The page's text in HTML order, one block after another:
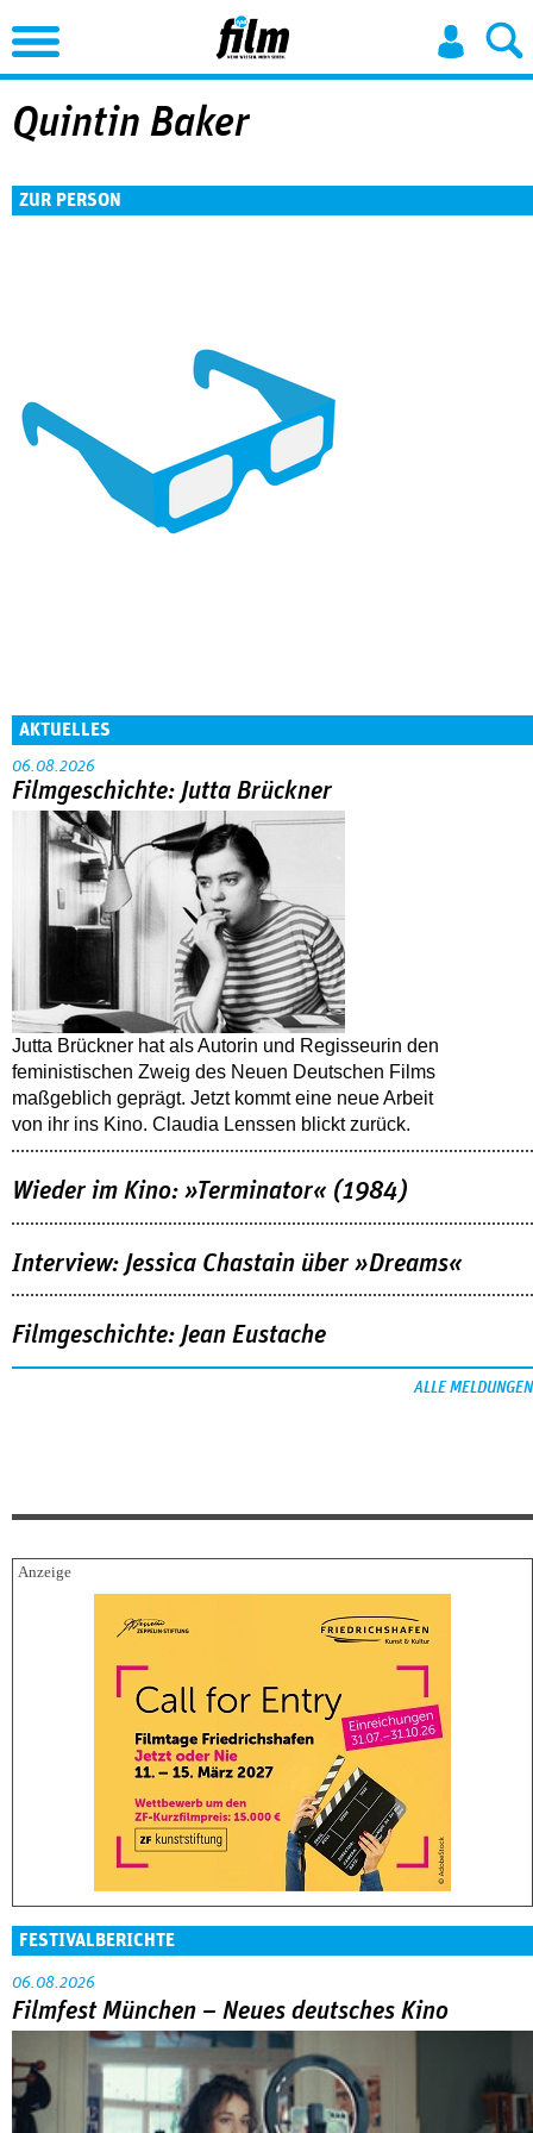
Jump to Navigation
Quintin Baker
ZUR PERSON
AKTUELLES
06.08.2026
Filmgeschichte: Jutta Brückner
Jutta Brückner hat als Autorin und Regisseurin den
feministischen Zweig des Neuen Deutschen Films
maßgeblich geprägt. Jetzt kommt eine neue Arbeit
von ihr ins Kino. Claudia Lenssen blickt zurück.
Wieder im Kino: »Terminator« (1984)
Interview: Jessica Chastain über »Dreams«
Filmgeschichte: Jean Eustache
ALLE MELDUNGEN
FESTIVALBERICHTE
06.08.2026
Filmfest München – Neues deutsches Kino